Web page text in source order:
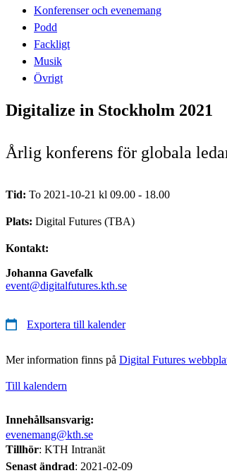
Konferenser och evenemang
Podd
Fackligt
Musik
Övrigt
Digitalize in Stockholm 2021
Årlig konferens för globala
Tid: To 2021-10-21 kl 09.00 - 18.00
Plats: Digital Futures (TBA)
Kontakt:
Johanna Gavefalk
event@digitalfutures.kth.se
Exportera till kalender
Mer information finns på Digital Futures
Till kalendern
Innehållsansvarig:
evenemang@kth.se
Tillhör: KTH Intranät
Senast ändrad: 2021-02-09